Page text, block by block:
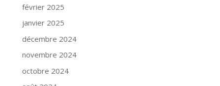
février 2025
janvier 2025
décembre 2024
novembre 2024
octobre 2024